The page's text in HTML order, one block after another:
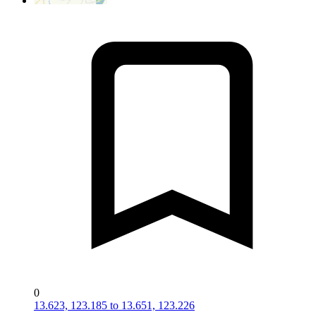
0
13.623, 123.185 to 13.651, 123.226